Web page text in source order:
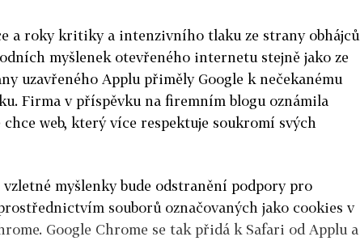
a roky kritiky a intenzivního tlaku ze strany obhájců
myšlenek otevřeného internetu stejně jako ze
uzavřeného Applu přiměly Google k nečekanému
Firma v příspěvku na firemním blogu oznámila
web, který více respektuje soukromí svých
myšlenky bude odstranění podpory pro
souborů označovaných jako cookies v
Google Chrome se tak přidá k Safari od Applu a